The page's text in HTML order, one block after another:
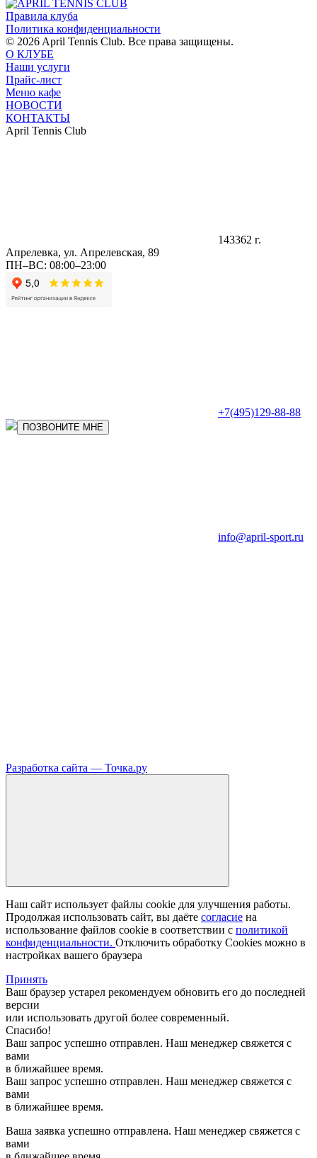
Правила клуба
Политика конфиденциальности
© 2026 April Tennis Club. Все права защищены.
О КЛУБЕ
Наши услуги
Прайс-лист
Меню кафе
НОВОСТИ
КОНТАКТЫ
April Tennis Club
143362 г.
Апрелевка, ул. Апрелевская, 89
ПН–ВС: 08:00–23:00
+7(495)129-88-88
ПОЗВОНИТЕ МНЕ
info@april-sport.ru
Разработка сайта — Точка.ру
Наш сайт использует файлы cookie для улучшения работы.
Продолжая использовать сайт, вы даёте согласие на
использование файлов cookie в соответствии с политикой
конфиденциальности. Отключить обработку Cookies можно в
настройках вашего браузера
Принять
Ваш браузер устарел рекомендуем обновить его до последней
версии
или использовать другой более современный.
Спасибо!
Ваш запрос успешно отправлен. Наш менеджер свяжется с
вами
в ближайшее время.
Ваш запрос успешно отправлен. Наш менеджер свяжется с
вами
в ближайшее время.
Ваша заявка успешно отправлена. Наш менеджер свяжется с
вами